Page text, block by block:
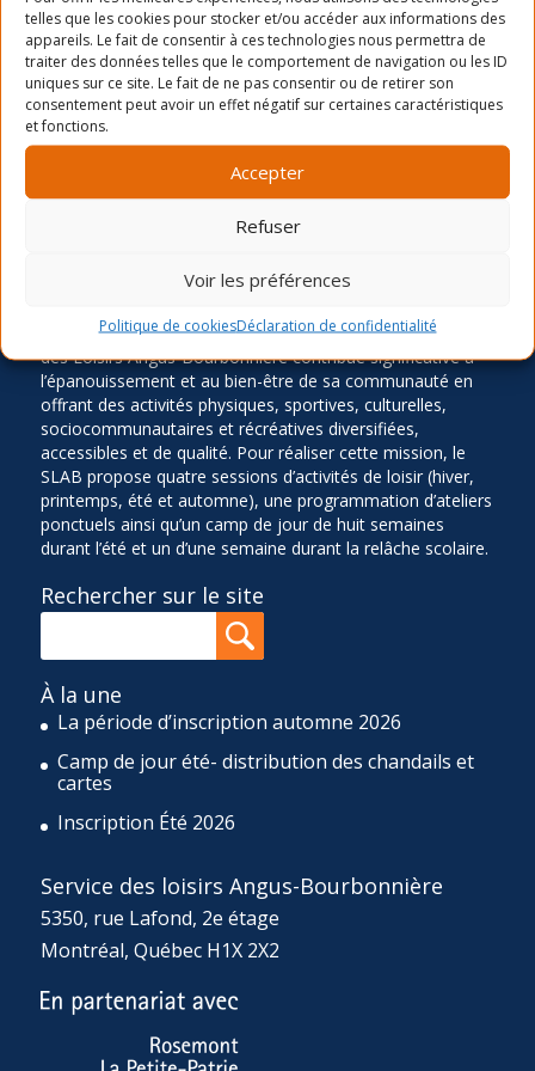
telles que les cookies pour stocker et/ou accéder aux informations des
appareils. Le fait de consentir à ces technologies nous permettra de
traiter des données telles que le comportement de navigation ou les ID
uniques sur ce site. Le fait de ne pas consentir ou de retirer son
consentement peut avoir un effet négatif sur certaines caractéristiques
et fonctions.
Accepter
Refuser
Voir les préférences
Politique de cookiesDéclaration de confidentialité
cartes
Inscription Été 2026
Ancré dans le quartier Rosemont depuis 1966, le Service
des Loisirs Angus-Bourbonnière contribue significative à
l’épanouissement et au bien-être de sa communauté en
offrant des activités physiques, sportives, culturelles,
sociocommunautaires et récréatives diversifiées,
accessibles et de qualité. Pour réaliser cette mission, le
SLAB propose quatre sessions d’activités de loisir (hiver,
printemps, été et automne), une programmation d’ateliers
ponctuels ainsi qu’un camp de jour de huit semaines
durant l’été et un d’une semaine durant la relâche scolaire.
Rechercher sur le site
À la une
La période d’inscription automne 2026
Camp de jour été- distribution des chandails et
cartes
Inscription Été 2026
Service des loisirs Angus-Bourbonnière
5350, rue Lafond, 2e étage
Montréal, Québec H1X 2X2